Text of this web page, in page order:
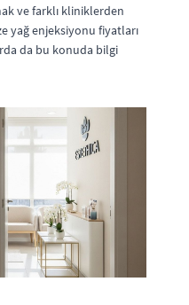
ve farklı kliniklerden
yağ enjeksiyonu fiyatları
da bu konuda bilgi